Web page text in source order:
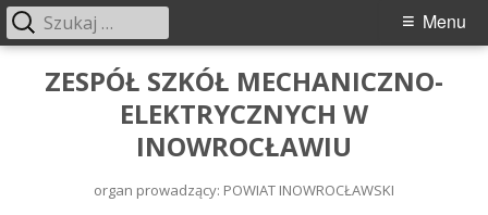
ZESPÓŁ SZKÓŁ MECHANICZNO-
ELEKTRYCZNYCH W
INOWROCŁAWIU
organ prowadzący: POWIAT INOWROCŁAWSKI
Menu